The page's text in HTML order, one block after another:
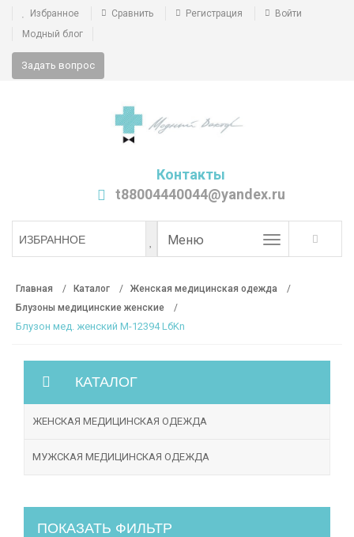
Избранное Сравнить Регистрация
Войти
Модный блог
Задать вопрос
Контакты
t88004440044@yandex.ru
ИЗБРАННОЕ Меню
Главная Каталог
Женская медицинская одежда
Блузоны медицинские женские
Блузон мед. женский М-12394 LбKn
КАТАЛОГ
ЖЕНСКАЯ МЕДИЦИНСКАЯ ОДЕЖДА
МУЖСКАЯ МЕДИЦИНСКАЯ ОДЕЖДА
ПОКАЗАТЬ ФИЛЬТР